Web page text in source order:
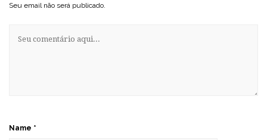
Seu email não será publicado.
Name *